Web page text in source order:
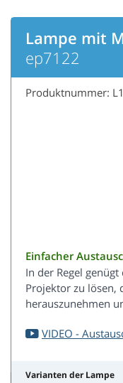
Lampe mit
ep7122
Produktnummer:
Einfacher
In der Regel
Projektor zu lösen,
herauszunehmen
VIDEO -
Varianten der Lampe